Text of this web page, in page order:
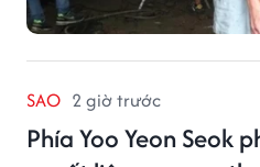
SAO 2 giờ trước
Phía Yoo Yeon Seok